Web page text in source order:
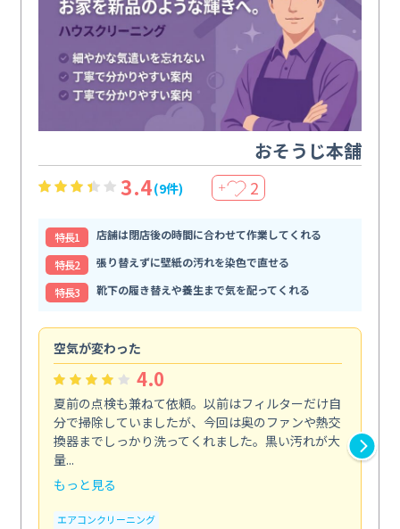
おそうじ本舗
3.4(9件) ＋ 2
特⻑1
店舗は閉店後の時間に合わせて作業してくれる
特⻑2
張り替えずに壁紙の汚れを染色で直せる
特⻑3
靴下の履き替えや養生まで気を配ってくれる
空気が変わった
4.0
夏前の点検も兼ねて依頼。以前はフィルターだけ自
分で掃除していましたが、今回は奥のファンや熱交
換器までしっかり洗ってくれました。黒い汚れが大
量...
もっと見る
エアコンクリーニング